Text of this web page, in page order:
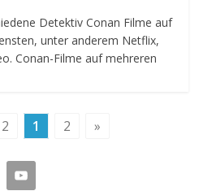
Detektiv Conan Filme auf
unter anderem Netflix,
Conan-Filme auf mehreren
1 2 »